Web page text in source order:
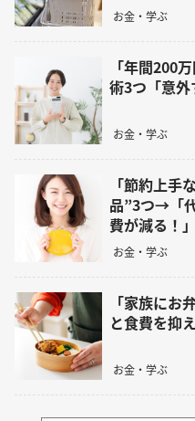
お金・学ぶ
「年間200
術3つ「意外
お金・学ぶ
「節約上手
品”3つ→「
費が減る！」
お金・学ぶ
「家族にお
と食費を抑
お金・学ぶ